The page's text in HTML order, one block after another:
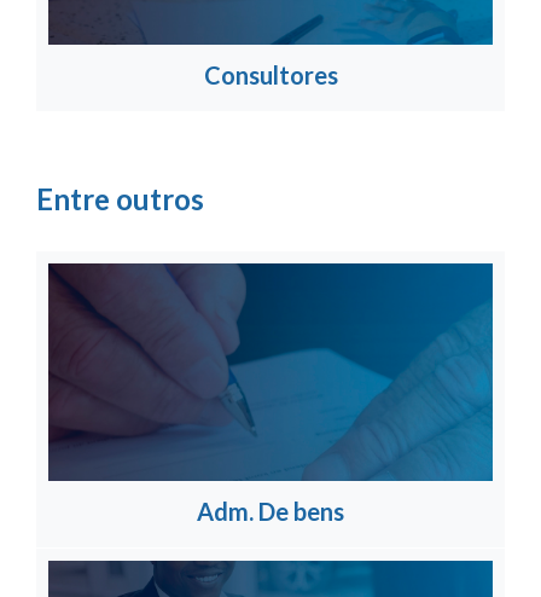
Consultores
Entre outros
Adm. De bens